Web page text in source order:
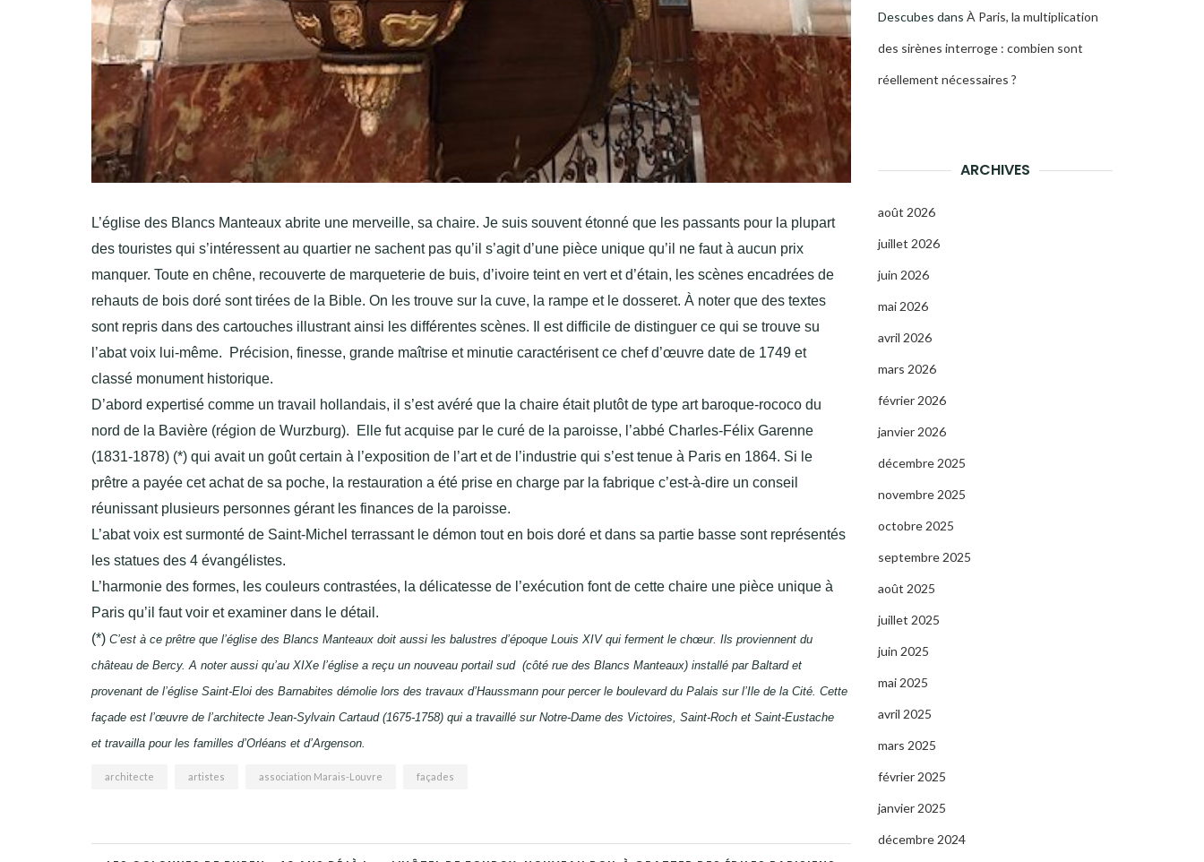
L’église des Blancs Manteaux abrite une merveille, sa chaire. Je suis souvent étonné que les passants pour la plupart
des touristes qui s’intéressent au quartier ne sachent pas qu’il s’agit d’une pièce unique qu’il ne faut à aucun prix
manquer. Toute en chêne, recouverte de marqueterie de buis, d’ivoire teint en vert et d’étain, les scènes encadrées de
rehauts de bois doré sont tirées de la Bible. On les trouve sur la cuve, la rampe et le dosseret. À noter que des textes
sont repris dans des cartouches illustrant ainsi les différentes scènes. Il est difficile de distinguer ce qui se trouve su
l’abat voix lui-même. Précision, finesse, grande maîtrise et minutie caractérisent ce chef d’œuvre date de 1749 et
classé monument historique.
D’abord expertisé comme un travail hollandais, il s’est avéré que la chaire était plutôt de type art baroque-rococo du
nord de la Bavière (région de Wurzburg). Elle fut acquise par le curé de la paroisse, l’abbé Charles-Félix Garenne
(1831-1878) (*) qui avait un goût certain à l’exposition de l’art et de l’industrie qui s’est tenue à Paris en 1864. Si le
prêtre a payée cet achat de sa poche, la restauration a été prise en charge par la fabrique c’est-à-dire un conseil
réunissant plusieurs personnes gérant les finances de la paroisse.
L’abat voix est surmonté de Saint-Michel terrassant le démon tout en bois doré et dans sa partie basse sont représentés
les statues des 4 évangélistes.
L’harmonie des formes, les couleurs contrastées, la délicatesse de l’exécution font de cette chaire une pièce unique à
Paris qu’il faut voir et examiner dans le détail.
(*) C’est à ce prêtre que l’église des Blancs Manteaux doit aussi les balustres d’époque Louis XIV qui ferment le chœur. Ils proviennent du
château de Bercy. A noter aussi qu’au XIXe l’église a reçu un nouveau portail sud (côté rue des Blancs Manteaux) installé par Baltard et
provenant de l’église Saint-Eloi des Barnabites démolie lors des travaux d’Haussmann pour percer le boulevard du Palais sur l’Ile de la Cité. Cette
façade est l’œuvre de l’architecte Jean-Sylvain Cartaud (1675-1758) qui a travaillé sur Notre-Dame des Victoires, Saint-Roch et Saint-Eustache
et travailla pour les familles d’Orléans et d’Argenson.
architecte artistes association Marais-Louvre façades
Descubes dans À Paris, la multiplication
des sirènes interroge : combien sont
réellement nécessaires ?
ARCHIVES
août 2026
juillet 2026
juin 2026
mai 2026
avril 2026
mars 2026
février 2026
janvier 2026
décembre 2025
novembre 2025
octobre 2025
septembre 2025
août 2025
juillet 2025
juin 2025
mai 2025
avril 2025
mars 2025
février 2025
janvier 2025
décembre 2024